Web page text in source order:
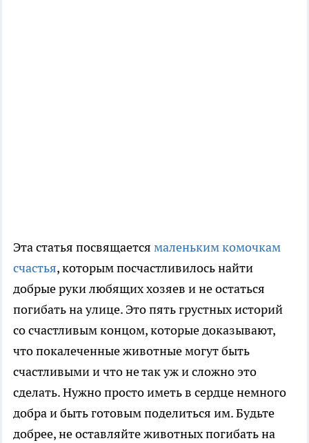
Эта статья посвящается маленьким комочкам
счастья, которым посчастливилось найти
добрые руки любящих хозяев и не остаться
погибать на улице. Это пять грустных историй
со счастливым концом, которые доказывают,
что покалеченные животные могут быть
счастливыми и что не так уж и сложно это
сделать. Нужно просто иметь в сердце немного
добра и быть готовым поделиться им. Будьте
добрее, не оставляйте животных погибать на